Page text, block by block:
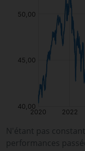
N'étant pas
performances